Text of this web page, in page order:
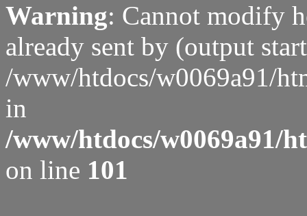
Warning: Cannot modify
already sent by (output
/www/htdocs/w0069a91/
in
/www/htdocs/w0069a91/
on line 101